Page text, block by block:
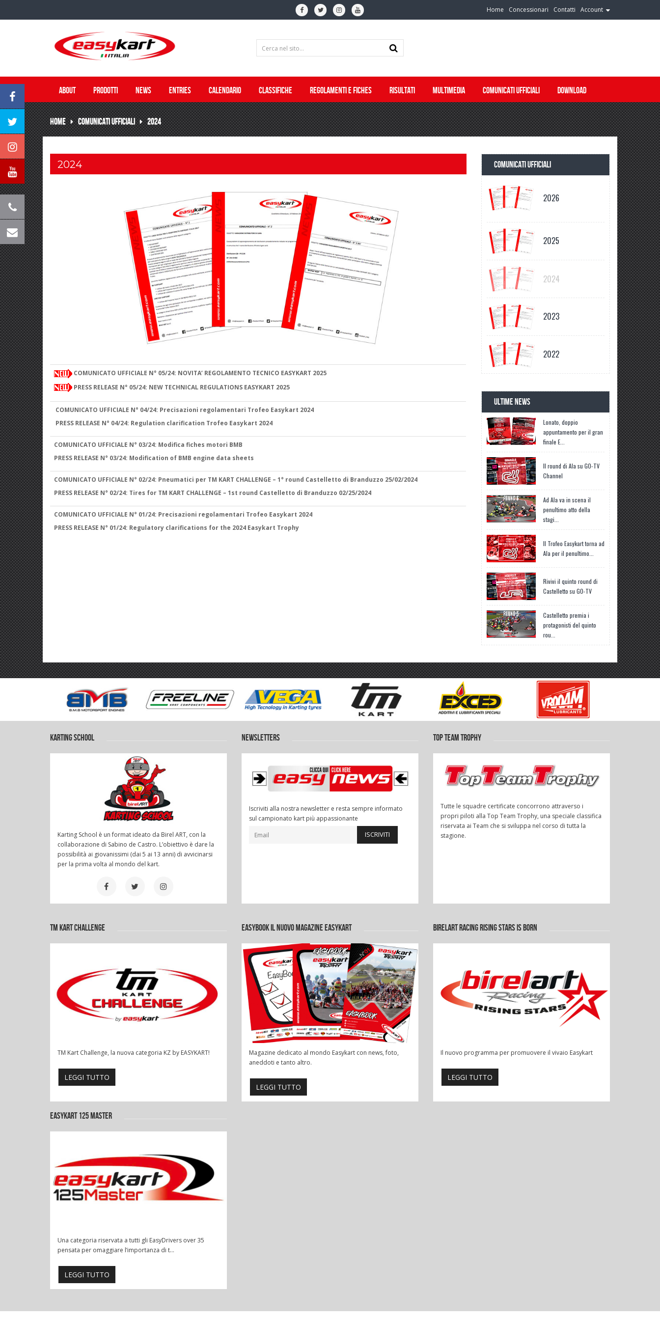
Home Concessionari Contatti Account
ABOUT PRODOTTI NEWS ENTRIES CALENDARIO CLASSIFICHE REGOLAMENTI E FICHES RISULTATI MULTIMEDIA COMUNICATI UFFICIALI DOWNLOAD
HOME COMUNICATI UFFICIALI 2024
2024
COMUNICATO UFFICIALE N° 05/24: NOVITA’ REGOLAMENTO TECNICO EASYKART 2025
PRESS RELEASE N° 05/24: NEW TECHNICAL REGULATIONS EASYKART 2025
COMUNICATO UFFICIALE N° 04/24: Precisazioni regolamentari Trofeo Easykart 2024
PRESS RELEASE N° 04/24: Regulation clarification Trofeo Easykart 2024
COMUNICATO UFFICIALE N° 03/24: Modifica fiches motori BMB
PRESS RELEASE N° 03/24: Modification of BMB engine data sheets
COMUNICATO UFFICIALE N° 02/24: Pneumatici per TM KART CHALLENGE – 1° round Castelletto di Branduzzo 25/02/2024
PRESS RELEASE N° 02/24: Tires for TM KART CHALLENGE – 1st round Castelletto di Branduzzo 02/25/2024
COMUNICATO UFFICIALE N° 01/24: Precisazioni regolamentari Trofeo Easykart 2024
PRESS RELEASE N° 01/24: Regulatory clarifications for the 2024 Easykart Trophy
COMUNICATI UFFICIALI
2026
2025
2024
2023
2022
ULTIME NEWS
Lonato, doppio
appuntamento per il gran
finale E...
Il round di Ala su GO-TV
Channel
Ad Ala va in scena il
penultimo atto della
stagi...
Il Trofeo Easykart torna ad
Ala per il penultimo...
Rivivi il quinto round di
Castelletto su GO-TV
Castelletto premia i
protagonisti del quinto
rou...
KARTING SCHOOL
Karting School è un format ideato da Birel ART, con la
collaborazione di Sabino de Castro. L’obiettivo è dare la
possibilità ai giovanissimi (dai 5 ai 13 anni) di avvicinarsi
per la prima volta al mondo del kart.
NEWSLETTERS
Iscriviti alla nostra newsletter e resta sempre informato
sul campionato kart più appassionante
ISCRIVITI
TOP TEAM TROPHY
Tutte le squadre certificate concorrono attraverso i
propri piloti alla Top Team Trophy, una speciale classifica
riservata ai Team che si sviluppa nel corso di tutta la
stagione.
TM KART CHALLENGE
TM Kart Challenge, la nuova categoria KZ by EASYKART!
LEGGI TUTTO
EASYBOOK IL NUOVO MAGAZINE EASYKART
Magazine dedicato al mondo Easykart con news, foto,
aneddoti e tanto altro.
LEGGI TUTTO
BIRELART RACING RISING STARS IS BORN
Il nuovo programma per promuovere il vivaio Easykart
LEGGI TUTTO
EASYKART 125 MASTER
Una categoria riservata a tutti gli EasyDrivers over 35
pensata per omaggiare l’importanza di t...
LEGGI TUTTO